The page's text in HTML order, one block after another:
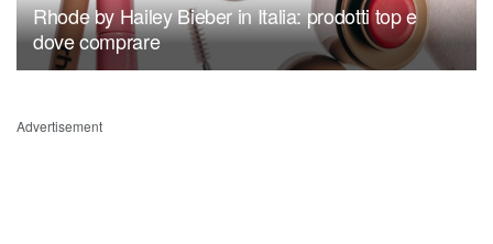
Rhode by Hailey Bieber in Italia: prodotti top e
dove comprare
Advertisement